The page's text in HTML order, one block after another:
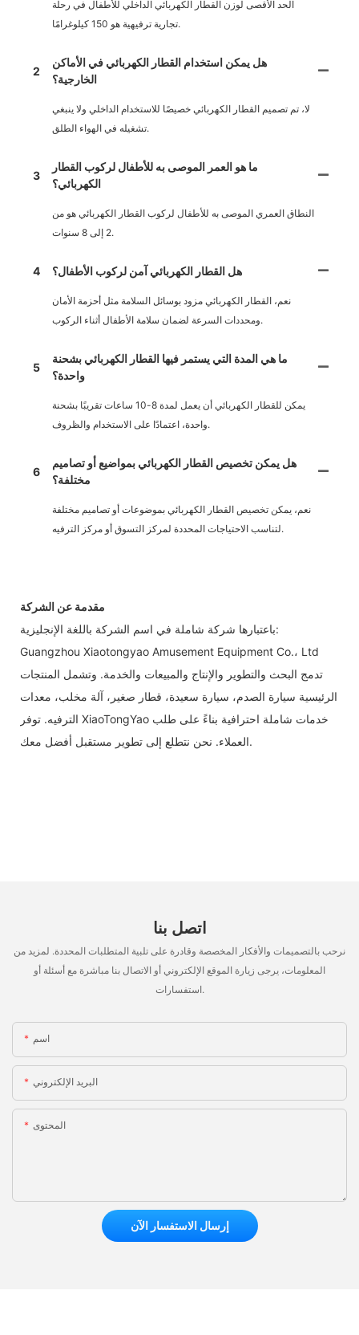
الحد الأقصى لوزن القطار الكهربائي الداخلي للأطفال في رحلة
تجارية ترفيهية هو 150 كيلوغرامًا.
2
هل يمكن استخدام القطار الكهربائي في الأماكن
الخارجية؟
لا، تم تصميم القطار الكهربائي خصيصًا للاستخدام الداخلي ولا ينبغي
تشغيله في الهواء الطلق.
3
ما هو العمر الموصى به للأطفال لركوب القطار
الكهربائي؟
النطاق العمري الموصى به للأطفال لركوب القطار الكهربائي هو من
2 إلى 8 سنوات.
4 هل القطار الكهربائي آمن لركوب الأطفال؟
نعم، القطار الكهربائي مزود بوسائل السلامة مثل أحزمة الأمان
ومحددات السرعة لضمان سلامة الأطفال أثناء الركوب.
5
ما هي المدة التي يستمر فيها القطار الكهربائي بشحنة
واحدة؟
يمكن للقطار الكهربائي أن يعمل لمدة 8-10 ساعات تقريبًا بشحنة
واحدة، اعتمادًا على الاستخدام والظروف.
6
هل يمكن تخصيص القطار الكهربائي بمواضيع أو تصاميم
مختلفة؟
نعم، يمكن تخصيص القطار الكهربائي بموضوعات أو تصاميم مختلفة
لتناسب الاحتياجات المحددة لمركز التسوق أو مركز الترفيه.
مقدمة عن الشركة
باعتبارها شركة شاملة في اسم الشركة باللغة الإنجليزية:
Guangzhou Xiaotongyao Amusement Equipment Co.، Ltd
تدمج البحث والتطوير والإنتاج والمبيعات والخدمة. وتشمل المنتجات
الرئيسية سيارة الصدم، سيارة سعيدة، قطار صغير، آلة مخلب، معدات
الترفيه. توفر XiaoTongYao خدمات شاملة احترافية بناءً على طلب
العملاء. نحن نتطلع إلى تطوير مستقبل أفضل معك.
اتصل بنا
نرحب بالتصميمات والأفكار المخصصة وقادرة على تلبية المتطلبات المحددة. لمزيد من
المعلومات، يرجى زيارة الموقع الإلكتروني أو الاتصال بنا مباشرة مع أسئلة أو
استفسارات.
اسم
البريد الإلكتروني
المحتوى
إرسال الاستفسار الآن